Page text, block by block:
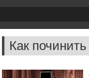
Как